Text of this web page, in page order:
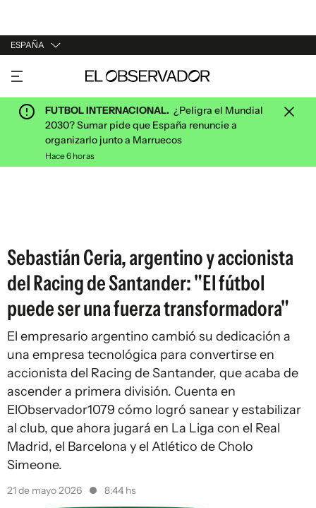
ESPAÑA
URUGUAY
ARGENTINA
ESPAÑA
ESTADOS UNIDOS
FUTBOL INTERNACIONAL. ¿Peligra el Mundial
2030? Sumar pide que España renuncie a
organizarlo junto a Marruecos
Hace 6 horas
Sebastián Ceria, argentino y accionista
del Racing de Santander: "El fútbol
puede ser una fuerza transformadora"
El empresario argentino cambió su dedicación a
una empresa tecnológica para convertirse en
accionista del Racing de Santander, que acaba de
ascender a primera división. Cuenta en
ElObservador1079 cómo logró sanear y estabilizar
al club, que ahora jugará en La Liga con el Real
Madrid, el Barcelona y el Atlético de Cholo
Simeone.
21 de mayo 2026 8:44 hs